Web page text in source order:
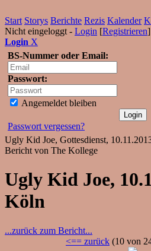
Start Storys Berichte Rezis Kalender
Nicht eingeloggt - Login [Registrieren]
Login X
BS-Nummer oder Email:
Passwort:
Angemeldet bleiben
Passwort vergessen?
Ugly Kid Joe, Gottesdienst,
Bericht von The Kollege
Ugly Kid Joe,
Köln
...zurück zum Bericht...
<== zurück (10 von